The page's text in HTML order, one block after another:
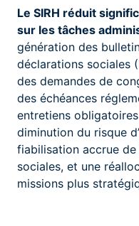
Le SIRH réduit
sur les tâches
génération des
déclarations sociales
des demandes de
des échéances
entretiens
diminution du risque
fiabilisation accrue
sociales, et une
missions plus